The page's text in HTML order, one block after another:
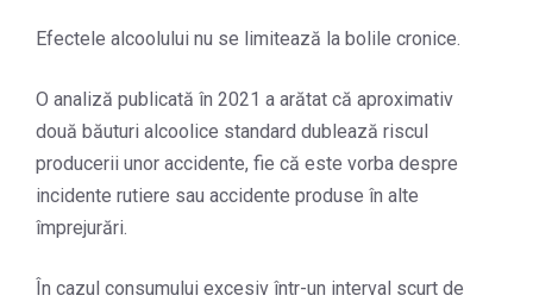
Efectele alcoolului nu se limitează la bolile cronice.
O analiză publicată în 2021 a arătat că aproximativ
două băuturi alcoolice standard dublează riscul
producerii unor accidente, fie că este vorba despre
incidente rutiere sau accidente produse în alte
împrejurări.
În cazul consumului excesiv într-un interval scurt de